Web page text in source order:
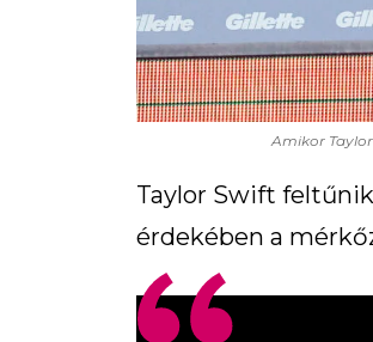
Amikor
Taylor Swift
érdekében a